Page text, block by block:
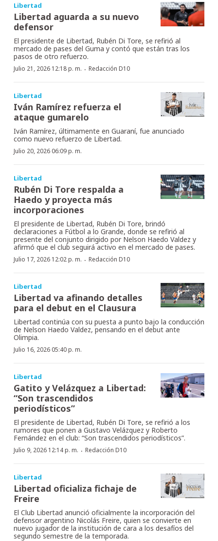
Libertad
Libertad aguarda a su nuevo
defensor
El presidente de Libertad, Rubén Di Tore, se refirió al
mercado de pases del Guma y contó que están tras los
pasos de otro refuerzo.
Julio 21, 2026 12:18 p. m. · Redacción D10
Libertad
Iván Ramírez refuerza el
ataque gumarelo
Iván Ramírez, últimamente en Guaraní, fue anunciado
como nuevo refuerzo de Libertad.
Julio 20, 2026 06:09 p. m.
Libertad
Rubén Di Tore respalda a
Haedo y proyecta más
incorporaciones
El presidente de Libertad, Rubén Di Tore, brindó
declaraciones a Fútbol a lo Grande, donde se refirió al
presente del conjunto dirigido por Nelson Haedo Valdez y
afirmó que el club seguirá activo en el mercado de pases.
Julio 17, 2026 12:02 p. m. · Redacción D10
Libertad
Libertad va afinando detalles
para el debut en el Clausura
Libertad continúa con su puesta a punto bajo la conducción
de Nelson Haedo Valdez, pensando en el debut ante
Olimpia.
Julio 16, 2026 05:40 p. m.
Libertad
Gatito y Velázquez a Libertad:
“Son trascendidos
periodísticos”
El presidente de Libertad, Rubén Di Tore, se refirió a los
rumores que ponen a Gustavo Velázquez y Roberto
Fernández en el club: “Son trascendidos periodísticos”.
Julio 9, 2026 12:14 p. m. · Redacción D10
Libertad
Libertad oficializa fichaje de
Freire
El Club Libertad anunció oficialmente la incorporación del
defensor argentino Nicolás Freire, quien se convierte en
nuevo jugador de la institución de cara a los desafíos del
segundo semestre de la temporada.